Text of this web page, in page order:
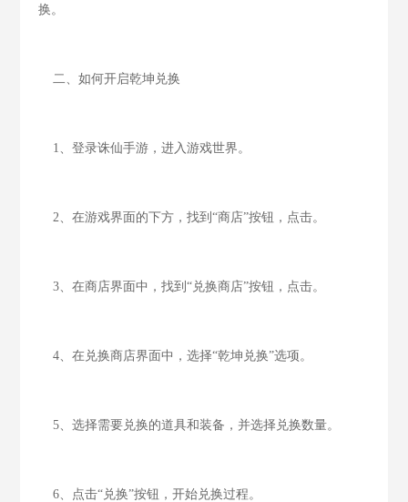
换。
二、如何开启乾坤兑换
1、登录诛仙手游，进入游戏世界。
2、在游戏界面的下方，找到“商店”按钮，点击。
3、在商店界面中，找到“兑换商店”按钮，点击。
4、在兑换商店界面中，选择“乾坤兑换”选项。
5、选择需要兑换的道具和装备，并选择兑换数量。
6、点击“兑换”按钮，开始兑换过程。